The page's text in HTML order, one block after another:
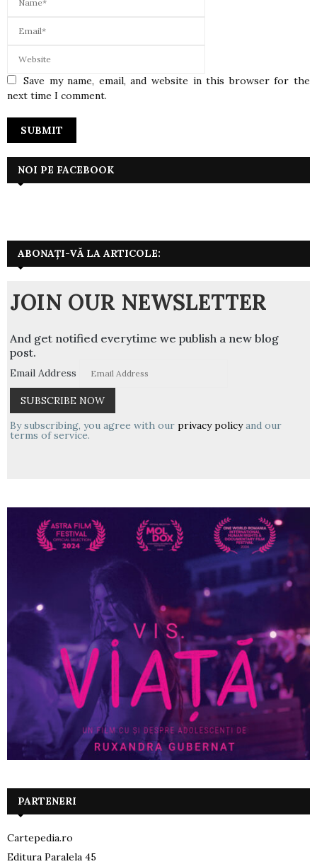
Save my name, email, and website in this browser for the
next time I comment.
NOI PE FACEBOOK
ABONAȚI-VĂ LA ARTICOLE:
JOIN OUR NEWSLETTER
And get notified everytime we publish a new blog
post.
Email Address
By subscribing, you agree with our privacy policyand our
terms of service.
PARTENERI
Cartepedia.ro
Editura Paralela 45